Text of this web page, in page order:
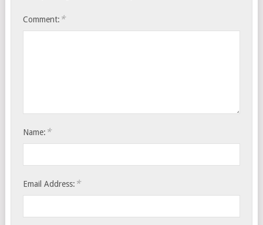
Comment: *
Name: *
Email Address: *